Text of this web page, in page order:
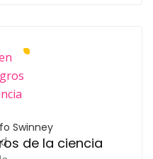
Swinney
de la ciencia